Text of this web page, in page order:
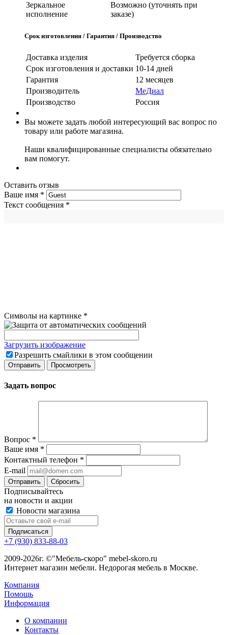
Зеркальное
исполнение
Возможно (уточнять при
заказе)
Срок изготовления / Гарантия / Производство
Доставка изделия
Требуется сборка
Срок изготовления и доставки 10-14 дней
Гарантия
12 месяцев
Производитель
МеДиал
Производство
Россия
Вы можете задать любой интересующий вас вопрос по
товару или работе магазина.
Наши квалифицированные специалисты обязательно
вам помогут.
Оставить отзыв
Ваше имя *
Текст сообщения *
Символы на картинке *
Загрузить изображение
Разрешить смайлики в этом сообщении
Задать вопрос
Вопрос *
Ваше имя *
Контактный телефон *
E-mail
Сбросить
Подписывайтесь
на новости и акции
Новости магазина
+7 (930) 833-88-03
2009-2026г. ©"Мебель-скоро" mebel-skoro.ru
Интернет магазин мебели. Недорогая мебель в Москве.
Компания
Помощь
Информация
О компании
Контакты